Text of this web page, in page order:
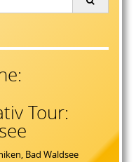
Tour:
Bad Waldsee